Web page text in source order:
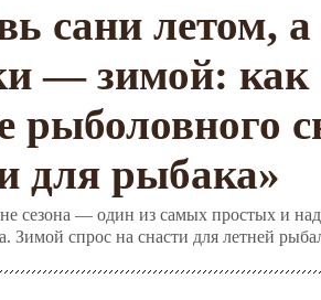
сани летом,
— зимой: как
рыболовного
для рыбака»
сезона — один из самых простых и
Зимой спрос на снасти для летней